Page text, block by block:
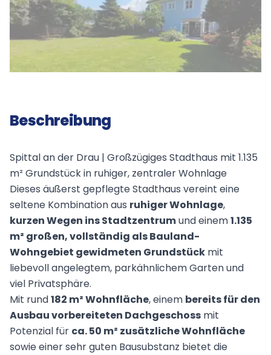
Beschreibung
Spittal an der Drau | Großzügiges Stadthaus mit 1.135
m² Grundstück in ruhiger, zentraler Wohnlage
Dieses äußerst gepflegte Stadthaus vereint eine
seltene Kombination aus ruhiger Wohnlage,
kurzen Wegen ins Stadtzentrumund einem1.135
m² großen, vollständig als Bauland-
Wohngebiet gewidmeten Grundstück mit
liebevoll angelegtem, parkähnlichem Garten und
viel Privatsphäre.
Mit rund182 m² Wohnfläche, einem bereits für den
Ausbau vorbereiteten Dachgeschoss mit
Potenzial für ca. 50 m² zusätzliche Wohnfläche
sowie einer sehr guten Bausubstanz bietet die